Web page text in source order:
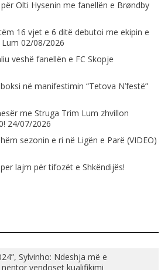
Olti Hysenin me fanellën e Brøndby
16 vjet e 6 ditë debutoi me ekipin e
02/08/2026
veshë fanellën e FC Skopje
në manifestimin “Tetova N’festë”
me Struga Trim Lum zhvillon
24/07/2026
sezonin e ri në Ligën e Parë (VIDEO)
lajm për tifozët e Shkëndijës!
Sylvinho: Ndeshja më e
vendoset kualifikimi